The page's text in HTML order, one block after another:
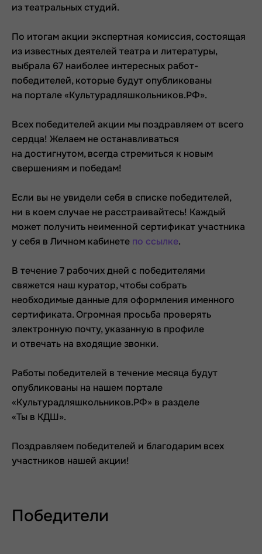
из театральных студий.
По итогам акции экспертная комиссия, состоящая
из известных деятелей театра и литературы,
выбрала 67 наиболее интересных работ-
победителей, которые будут опубликованы
на портале «Культурадляшкольников.РФ».
Всех победителей акции мы поздравляем от всего
сердца! Желаем не останавливаться
на достигнутом, всегда стремиться к новым
свершениям и победам!
Если вы не увидели себя в списке победителей,
ни в коем случае не расстраивайтесь! Каждый
может получить неименной сертификат участника
у себя в Личном кабинете по ссылке.
В течение 7 рабочих дней с победителями
свяжется наш куратор, чтобы собрать
необходимые данные для оформления именного
сертификата. Огромная просьба проверять
электронную почту, указанную в профиле
и отвечать на входящие звонки.
Работы победителей в течение месяца будут
опубликованы на нашем портале
«Культурадляшкольников.РФ» в разделе
«Ты в КДШ».
Поздравляем победителей и благодарим всех
участников нашей акции!
Победители